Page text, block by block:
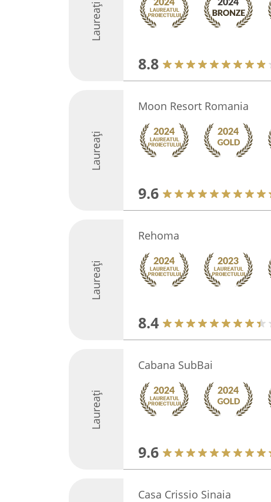
Laureați
8.8
Laureați
Moon Resort Romania
9.6
Laureați
Rehoma
8.4
Laureați
Cabana SubBai
9.6
Casa Crissio Sinaia